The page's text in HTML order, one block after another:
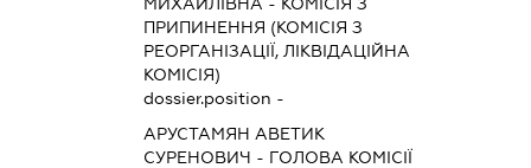
ПРИПИНЕННЯ (КОМІСІЯ З
РЕОРГАНІЗАЦІЇ, ЛІКВІДАЦІЙНА
КОМІСІЯ)
dossier.position -
АРУСТАМЯН АВЕТИК
СУРЕНОВИЧ - ГОЛОВА КОМІСІЇ